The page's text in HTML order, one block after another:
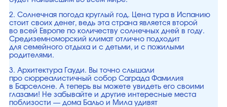
2. Солнечная погода круглый год. Цена тура в Испанию
стоит своих денег, ведь эта страна является второй
во всей Европе по количеству солнечных дней в году.
Средиземноморский климат отлично подходит
для семейного отдыха и с детьми, и с пожилыми
родителями.
3. Архитектура Гауди. Вы точно слышали
про сюрреалистичный собор Саграда Фамилия
в Барселоне. А теперь вы можете увидеть его своими
глазами! Не забывайте и другие интересные места
поблизости — дома Бальо и Мила удивят